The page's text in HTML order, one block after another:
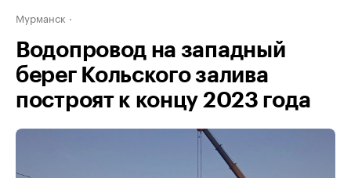
Мурманск
Водопровод на западный
берег Кольского залива
построят к концу 2023 года